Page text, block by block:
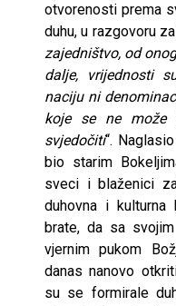
otvorenosti prema
duhu, u razgovoru
zajedništvo, od
dalje, vrijednosti
naciju ni
koje se ne može
svjedočiti“.
bio starim
sveci i blaženici
duhovna i kulturna
brate, da sa
vjernim pukom
danas nanovo
su se formirale